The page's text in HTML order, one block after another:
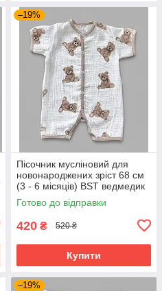
–19%
Пісочник мусліновий для
новонароджених зріст 68 см
(3 - 6 місяців) BST ведмедик
на білому
Готово до відправки
420 ₴ 520 ₴
Купити
–19%